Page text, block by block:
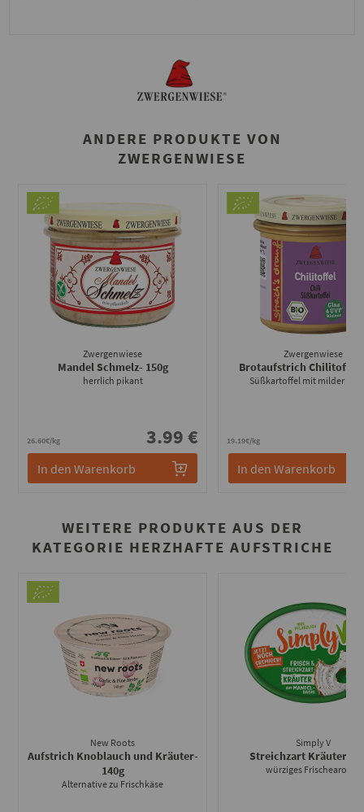
ANDERE PRODUKTE VON
ZWERGENWIESE
Zwergenwiese
Mandel Schmelz- 150g
herrlich pikant
26.60€/kg 3.99 €
In den Warenkorb
Zwergenwiese
Brotaufstrich Chilitoffel
Süßkartoffel mit milder
19.19€/kg
In den Warenkorb
WEITERE PRODUKTE AUS DER
KATEGORIE HERZHAFTE AUFSTRICHE
New Roots
Aufstrich Knoblauch und Kräuter-
140g
Alternative zu Frischkäse
Simply V
Streichzart Kräuter
würziges Frischearoma